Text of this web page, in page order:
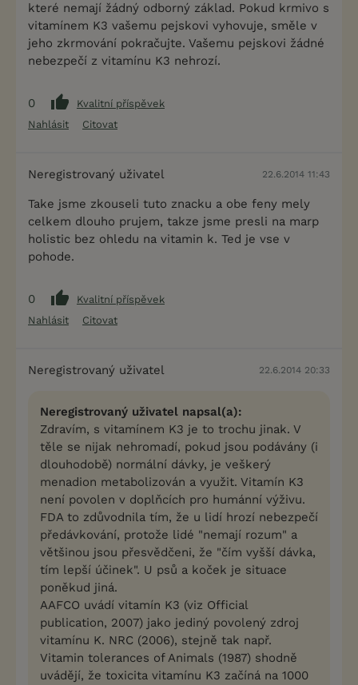
které nemají žádný odborný základ. Pokud krmivo s
vitamínem K3 vašemu pejskovi vyhovuje, směle v
jeho zkrmování pokračujte. Vašemu pejskovi žádné
nebezpečí z vitamínu K3 nehrozí.
0
Kvalitní příspěvek
Nahlásit
Citovat
Neregistrovaný uživatel 22.6.2014 11:43
Take jsme zkouseli tuto znacku a obe feny mely
celkem dlouho prujem, takze jsme presli na marp
holistic bez ohledu na vitamin k. Ted je vse v
pohode.
0
Kvalitní příspěvek
Nahlásit
Citovat
Neregistrovaný uživatel 22.6.2014 20:33
Neregistrovaný uživatel napsal(a):
Zdravím, s vitamínem K3 je to trochu jinak. V
těle se nijak nehromadí, pokud jsou podávány (i
dlouhodobě) normální dávky, je veškerý
menadion metabolizován a využit. Vitamín K3
není povolen v doplňcích pro humánní výživu.
FDA to zdůvodnila tím, že u lidí hrozí nebezpečí
předávkování, protože lidé "nemají rozum" a
většinou jsou přesvědčeni, že "čím vyšší dávka,
tím lepší účinek". U psů a koček je situace
poněkud jiná.
AAFCO uvádí vitamín K3 (viz Official
publication, 2007) jako jediný povolený zdroj
vitamínu K. NRC (2006), stejně tak např.
Vitamin tolerances of Animals (1987) shodně
uvádějí, že toxicita vitamínu K3 začíná na 1000